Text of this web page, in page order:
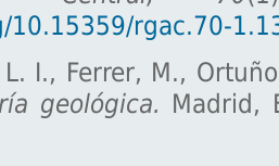
10.15359/rgac.70-
L. I., Ferrer, M.,
geológica. Madrid,